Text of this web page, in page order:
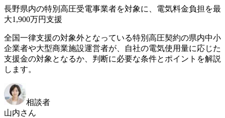
長野県内の特別高圧受電事業者を対象に、電気料金負担を最
大1,900万円支援
全国一律支援の対象外となっている特別高圧契約の県内中小
企業者や大型商業施設運営者が、自社の電気使用量に応じた
支援金の対象となるか、判断に必要な条件とポイントを解説
します。
相談者
山内さん